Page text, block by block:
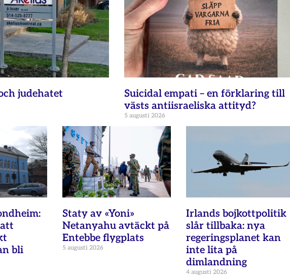
judehatet
Suicidal empati – en förklaring till
västs antiisraeliska attityd?
5 augusti 2026
bli
Staty av «Yoni»
Netanyahu avtäckt på
Entebbe flygplats
5 augusti 2026
Irlands bojkottpolitik
slår tillbaka: nya
regeringsplanet kan
inte lita på
dimlandning
4 augusti 2026